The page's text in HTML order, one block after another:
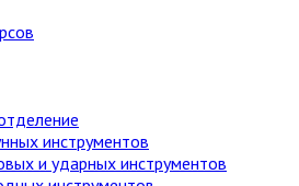
инструментов
и ударных инструментов